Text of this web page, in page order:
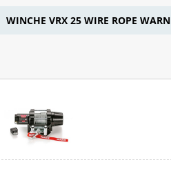
WINCHE VRX 25 WIRE ROPE WARN